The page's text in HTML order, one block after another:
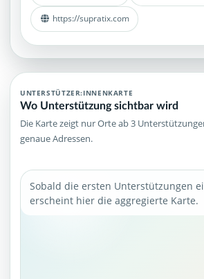
https://supratix.com
UNTERSTÜTZER:INNENKARTE
Wo Unterstützung sichtbar wird
Die Karte zeigt nur Orte ab 3
genaue Adressen.
Sobald die ersten Unterstützungen
erscheint hier die aggregierte Karte.